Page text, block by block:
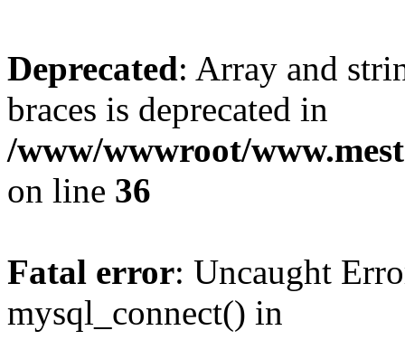
Deprecated: Array and
braces is deprecated in
/www/wwwroot/
on line 36
Fatal error: Uncaught
mysql_connect() in